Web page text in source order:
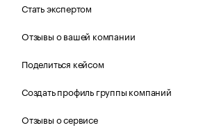
Стать экспертом
Отзывы о вашей компании
Поделиться кейсом
Создать профиль группы компаний
Отзывы о сервисе